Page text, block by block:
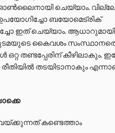
ചെയ്യാം.
ഉപയോഗിച്ചോ ബയോമെട്രിക്
ഇത് ചെയ്യാം. ആധാറുമായി
ഭൂവുടമയുടെ കൈവശം
തണ്ടപ്പേരിന് കീഴിലാകും.
തടയിടാനാകും
കണ്ടെത്താം